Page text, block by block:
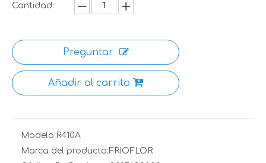
Cantidad:
Preguntar
Añadir al carrito
Modelo: R410A
Marca del producto:FRIOFLOR